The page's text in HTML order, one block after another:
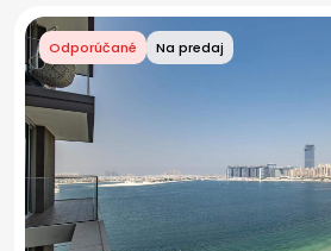
Odporúčané Na predaj